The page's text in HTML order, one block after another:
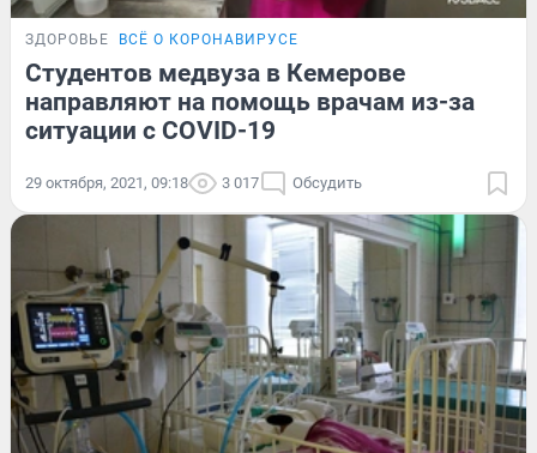
ЗДОРОВЬЕ ВСЁ О КОРОНАВИРУСЕ
Студентов медвуза в Кемерове
направляют на помощь врачам из-за
ситуации с COVID-19
29 октября, 2021, 09:18 3 017 Обсудить